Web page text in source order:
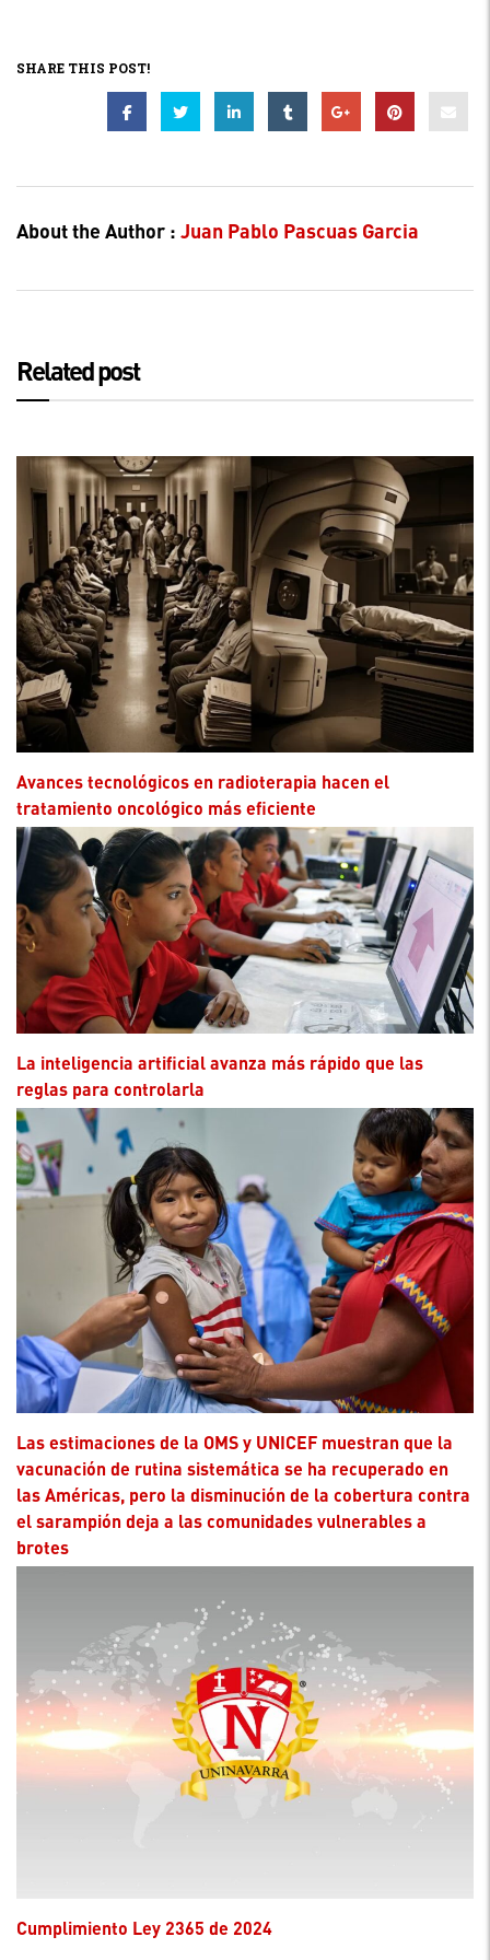
SHARE THIS POST!
About the Author : Juan Pablo Pascuas Garcia
Related post
Avances tecnológicos en radioterapia hacen el
tratamiento oncológico más eficiente
La inteligencia artificial avanza más rápido que las
reglas para controlarla
Las estimaciones de la OMS y UNICEF muestran que la
vacunación de rutina sistemática se ha recuperado en
las Américas, pero la disminución de la cobertura contra
el sarampión deja a las comunidades vulnerables a
brotes
Cumplimiento Ley 2365 de 2024